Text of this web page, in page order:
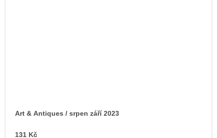
Art & Antiques / srpen září 2023
131 Kč